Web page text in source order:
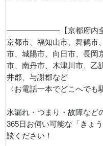
———————【京都府内
京都市、福知山市、舞鶴市
市、城陽市、向日市、長岡
市、南丹市、木津川市、乙
井郡、与謝郡など
〈お電話一本でどこへでも
水漏れ・つまり・故障など
365日お伺い可能な「きょ
談ください！